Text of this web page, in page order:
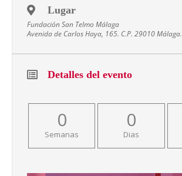
Lugar
Fundación San Telmo Málaga
Avenida de Carlos Haya, 165. C.P. 29010 Málaga.
Detalles del evento
0
Semanas
0
Dias